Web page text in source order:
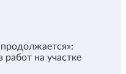
работ на участке